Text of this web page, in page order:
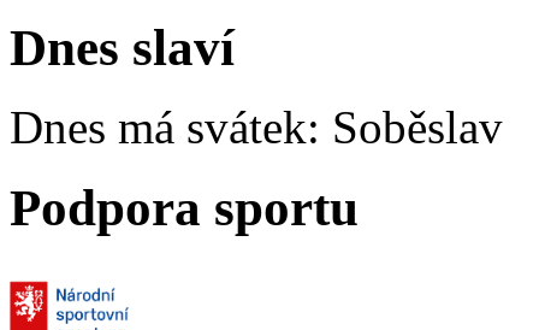
Dnes slaví
Dnes má svátek: Soběslav
Podpora sportu